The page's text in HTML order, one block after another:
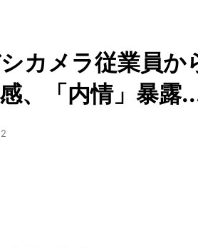
カメラ従業員
、「内情」暴露